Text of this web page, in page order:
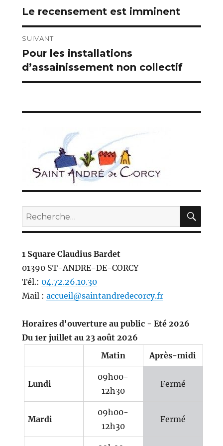
de
l’article
Publication
précédente :
Le recensement est imminent
SUIVANT
Publication
suivante :
Pour les installations
d’assainissement non collectif
Recherche
pour :
1 Square Claudius Bardet
01390 ST-ANDRE-DE-CORCY
Tél.: 04.72.26.10.30
Mail : accueil@saintandredecorcy.fr
Horaires d'ouverture au public - Eté 2026
Du 1er juillet au 23 août 2026
Matin
Après-midi
Lundi
09h00-
12h30
Fermé
Mardi
09h00-
12h30
Fermé